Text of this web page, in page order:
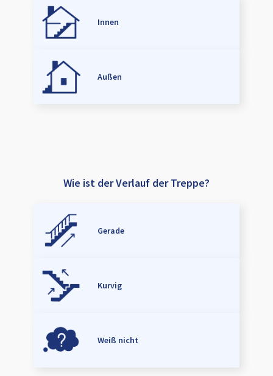
Innen
Außen
Wie ist der Verlauf der Treppe?
Gerade
Kurvig
Weiß nicht